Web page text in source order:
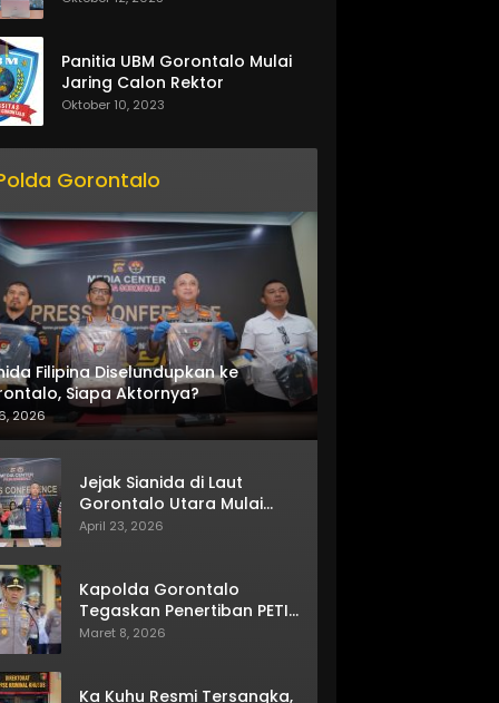
Panitia UBM Gorontalo Mulai
Jaring Calon Rektor
Oktober 10, 2023
Gorontalo
Filipina Diselundupkan ke
Siapa Aktornya?
2026
Jejak Sianida di Laut
Gorontalo Utara Mulai
Terkuak
April 23, 2026
Kapolda Gorontalo
Tegaskan Penertiban PETI
Terus Berjalan
Maret 8, 2026
Ka Kuhu Resmi Tersangka,